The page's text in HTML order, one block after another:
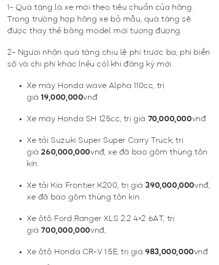
1- Quà tặng là xe mới theo tiêu chuẩn của hãng.
Trong trường hợp hãng xe bỏ mẫu, quà tặng sẽ
được thay thế bằng model mới tương đương.
2- Người nhận quà tặng chịu lệ phí trước bạ, phí biển
số và chi phí khác (nếu có) khi đăng ký mới.
Xe máy Honda wave Alpha 110cc, trị
giá19,000,000vnđ
Xe máy Honda SH 125cc, trị giá 70,000,000vnđ
Xe tải Suzuki Super Super Carry Truck, trị
giá260,000,000vnđ, xe đã bao gồm thùng tôn
kín.
Xe tải Kia Frontier K200, trị giá390,000,000vnđ,
xe đã bao gồm thùng tôn kín.
Xe ôtô Ford Ranger XLS 2.2 4×2 6AT, trị
giá700,000,000vnđ,
Xe ôtô Honda CR-V 1.5E, trị giá983,000,000vnđ